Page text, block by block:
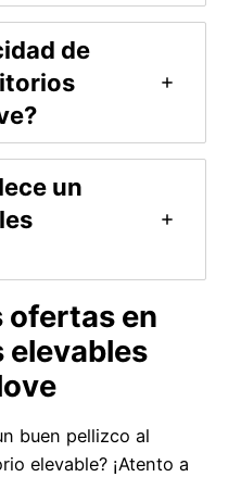
de
un
ofertas en
buen pellizco al
elevable? ¡Atento a